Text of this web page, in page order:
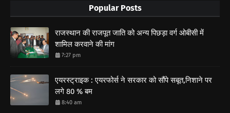
Popular Posts
राजस्थान की राजपूत जाति को अन्य पिछड़ा वर्ग ओबीसी में
शामिल करवाने की मांग
7:27 pm
एयरस्ट्राइक : एयरफोर्स ने सरकार को सौंपे सबूत,निशाने पर
लगे 80 % बम
8:40 am